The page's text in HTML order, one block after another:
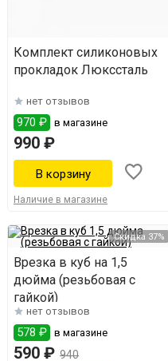
Комплект силиконовых
прокладок Люкссталь
нет отзывов
970 ₽ в магазине
990 ₽
Наличие в магазине
Скидка 37%
Врезка в куб на 1,5
дюйма (резьбовая с
гайкой)
нет отзывов
578 ₽ в магазине
590 ₽ 940